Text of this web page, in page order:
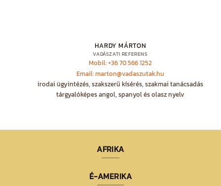
HARDY MÁRTON
VADÁSZATI REFERENS
Mobil: +36 70 566 1252
Email: marton@vadaszutak.hu
irodai ügyintézés, szakszerű kísérés, szakmai tanácsadás
tárgyalóképes angol, spanyol és olasz nyelv
AFRIKA
É-AMERIKA